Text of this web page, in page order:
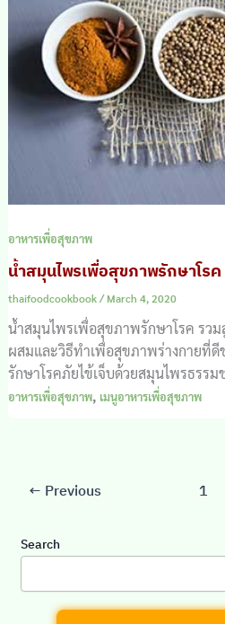
อาหารเพื่อสุขภาพ
น้ำสมุนไพรเพื่อสุขภาพรักษาโรค
thaifoodcookbook/March 4, 2020
น้ำสมุนไพรเพื่อสุขภาพรักษาโรค รว
ผสมและวิธีทำเพื่อสุขภาพร่างกายที่ดี
รักษาโรคภัยไข้เจ็บด้วยสมุนไพรธรรม
อาหารเพื่อสุขภาพ, เมนูอาหารเพื่อสุขภาพ
← Previous 1
Search